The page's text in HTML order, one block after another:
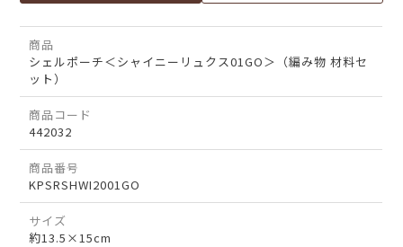
商品
シェルポーチ＜シャイニーリュクス01GO＞（編み物 材料セ
ット）
商品コード
442032
商品番号
KPSRSHWI2001GO
サイズ
約13.5×15cm